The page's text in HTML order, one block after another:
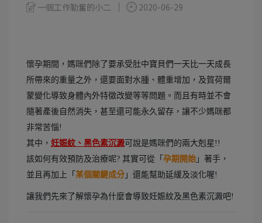
一個工作勤奮的小二 2020-06-29
懷孕期間，媽咪們除了要承受肚中寶貝們一天比一天成長
所帶來的重量之外，還要面對水腫、體重增加，及賀荷爾
蒙變化導致身體內外特徵改變等等問題。而且有時並不會
隨著產後自然消失，甚至還可能永久留存，讓不少媽咪都
非常苦惱!
其中， 妊娠紋、黑色素沉澱可說是媽咪們的兩大剋星!!
該如何有效預防及治療呢? 其實可從「 孕期開始 」著手，
並且再加上「 某個關鍵成分 」還能幫助延緩及淡化喔!
讓我們先來了解懷孕為什麼會導致妊娠紋及黑色素沉澱吧!